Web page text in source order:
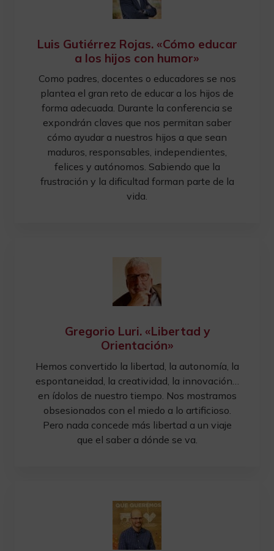
Luis Gutiérrez Rojas. «Cómo educar
a los hijos con humor»
Como padres, docentes o educadores se nos
plantea el gran reto de educar a los hijos de
forma adecuada. Durante la conferencia se
expondrán claves que nos permitan saber
cómo ayudar a nuestros hijos a que sean
maduros, responsables, independientes,
felices y autónomos. Sabiendo que la
frustración y la dificultad forman parte de la
vida.
Gregorio Luri. «Libertad y
Orientación»
Hemos convertido la libertad, la autonomía, la
espontaneidad, la creatividad, la innovación…
en ídolos de nuestro tiempo. Nos mostramos
obsesionados con el miedo a lo artificioso.
Pero nada concede más libertad a un viaje
que el saber a dónde se va.